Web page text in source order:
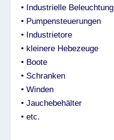
• Industrielle Beleuchtung
• Pumpensteuerungen
• Industrietore
• kleinere Hebezeuge
• Boote
• Schranken
• Winden
• Jauchebehälter
• etc.